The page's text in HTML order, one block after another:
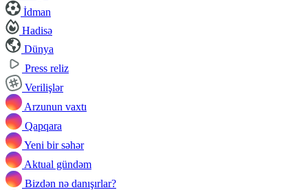
İdman
Hadisə
Dünya
Press reliz
Verilişlər
Arzunun vaxtı
Qapqara
Yeni bir səhər
Aktual gündəm
Bizdən nə danışırlar?